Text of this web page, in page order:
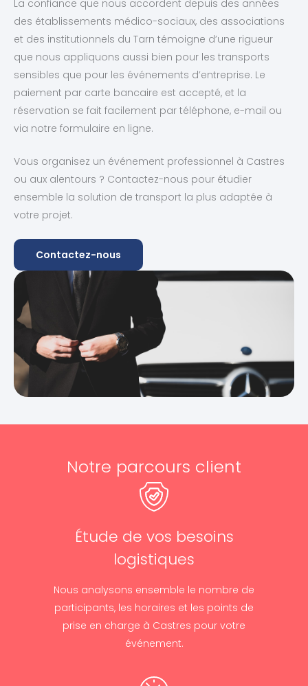
La confiance que nous accordent depuis des années
des établissements médico-sociaux, des associations
et des institutionnels du Tarn témoigne d’une rigueur
que nous appliquons aussi bien pour les transports
sensibles que pour les événements d’entreprise. Le
paiement par carte bancaire est accepté, et la
réservation se fait facilement par téléphone, e-mail ou
via notre formulaire en ligne.
Vous organisez un événement professionnel à Castres
ou aux alentours ? Contactez-nous pour étudier
ensemble la solution de transport la plus adaptée à
votre projet.
Contactez-nous
Notre parcours client
Étude de vos besoins
logistiques
Nous analysons ensemble le nombre de
participants, les horaires et les points de
prise en charge à Castres pour votre
événement.